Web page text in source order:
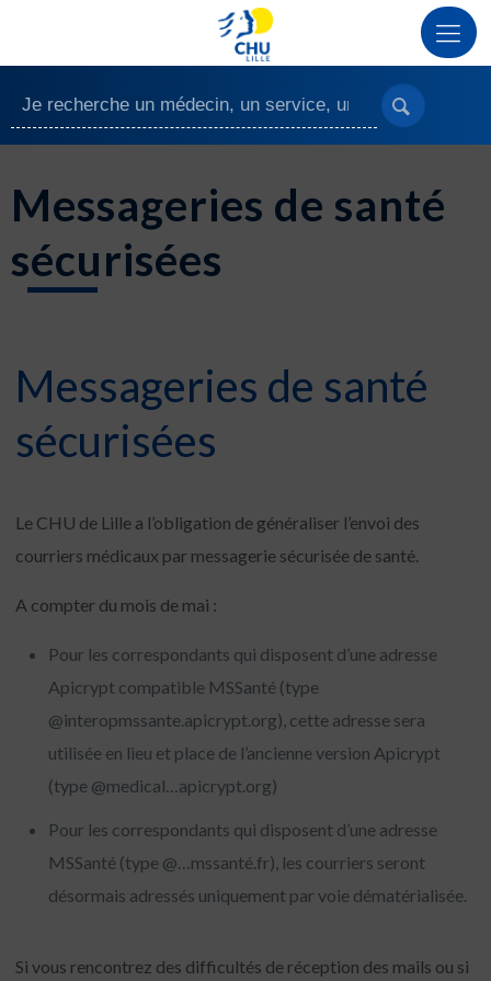
Messageries de santé
sécurisées
Messageries de santé
sécurisées
Le CHU de Lille a l’obligation de généraliser l’envoi des
courriers médicaux par messagerie sécurisée de santé.
A compter du mois de mai :
Pour les correspondants qui disposent d’une adresse
Apicrypt compatible MSSanté (type
@interopmssante.apicrypt.org), cette adresse sera
utilisée en lieu et place de l’ancienne version Apicrypt
(type @medical…apicrypt.org)
Pour les correspondants qui disposent d’une adresse
MSSanté (type @…mssanté.fr), les courriers seront
désormais adressés uniquement par voie dématérialisée.
Si vous rencontrez des difficultés de réception des mails ou si